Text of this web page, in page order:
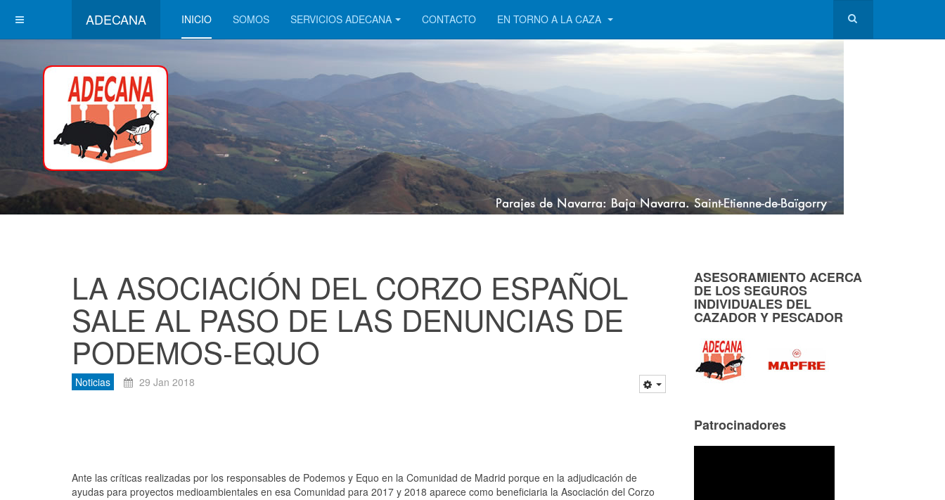
ADECANA INICIO SOMOS SERVICIOS ADECANA CONTACTO EN TORNO A LA CAZA
LA ASOCIACIÓN DEL CORZO ESPAÑOL
SALE AL PASO DE LAS DENUNCIAS DE
PODEMOS-EQUO
Noticias 29 Jan 2018
Ante las críticas realizadas por los responsables de Podemos y Equo en la Comunidad de Madrid porque en la adjudicación de
ayudas para proyectos medioambientales en esa Comunidad para 2017 y 2018 aparece como beneficiaria la Asociación del Corzo
ASESORAMIENTO ACERCA
DE LOS SEGUROS
INDIVIDUALES DEL
CAZADOR Y PESCADOR
Patrocinadores